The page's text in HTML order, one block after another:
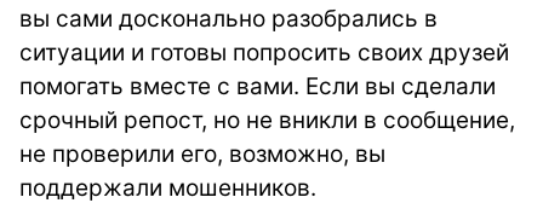
вы сами досконально разобрались в
ситуации и готовы попросить своих друзей
помогать вместе с вами. Если вы сделали
срочный репост, но не вникли в сообщение,
не проверили его, возможно, вы
поддержали мошенников.